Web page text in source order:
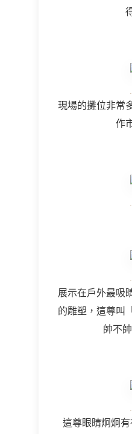
現場的攤位非常
作
展示在戶外最吸
的雕塑，這尊叫
帥不
這尊眼睛炯炯